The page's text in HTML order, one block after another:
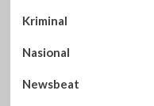
Kriminal
Nasional
Newsbeat